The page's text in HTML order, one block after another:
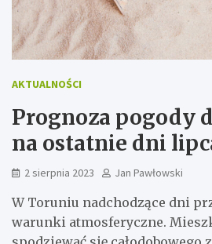
AKTUALNOŚCI
Prognoza pogody
na ostatnie dni
2 sierpnia 2023 Jan Pawłowski
W Toruniu nadchodzące dni
warunki atmosferyczne.